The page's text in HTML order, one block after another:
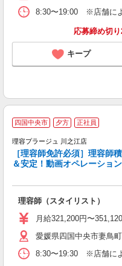
8:30〜19:00 ※店舗によ
応募締め切
キープ
四国中央市 夕方 正社員
理容プラージュ 川之江店
［理容師免許必須］理容師
＆安定！動画オペレーショ
理容師（スタイリスト）
月給321,200円〜
愛媛県四国中央市妻鳥
8:30〜19:30 ※店舗に